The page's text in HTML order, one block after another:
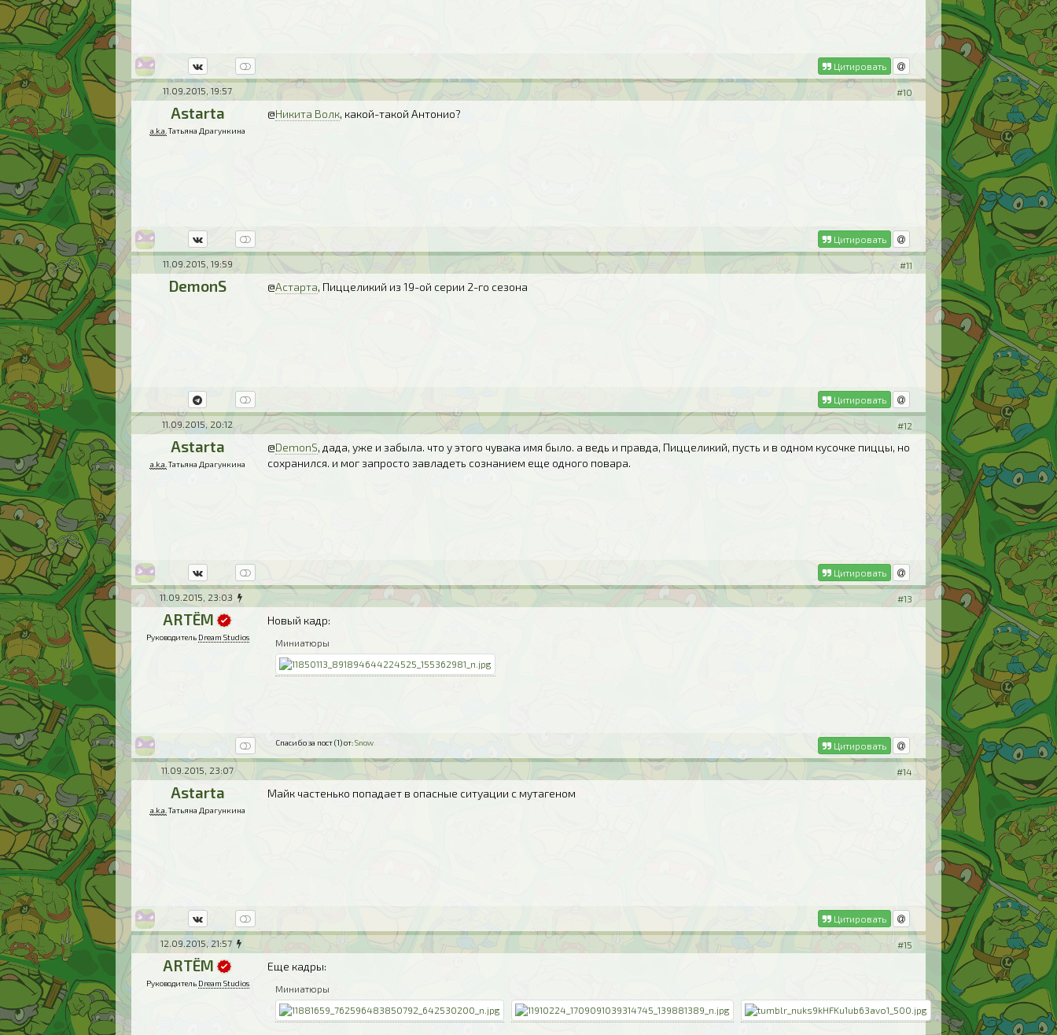
Цитировать
11.09.2015, 19:57 #10
Astarta
a.k.a. Татьяна Драгункина
@Никита Волк, какой-такой Антонио?
Цитировать
11.09.2015, 19:59 #11
DemonS @Астарта, Пиццеликий из 19-ой серии 2-го сезона
Цитировать
11.09.2015, 20:12 #12
Astarta
a.k.a. Татьяна Драгункина
@DemonS, дада, уже и забыла. что у этого чувака имя было. а ведь и правда, Пиццеликий, пусть и в одном кусочке пиццы, но
сохранился. и мог запросто завладеть сознанием еще одного повара.
Цитировать
11.09.2015, 23:03 #13
ARTЁM
Руководитель Dream Studios
Новый кадр:
Миниатюры
Спасибо за пост (1) от:Snow Цитировать
11.09.2015, 23:07 #14
Astarta
a.k.a. Татьяна Драгункина
Майк частенько попадает в опасные ситуации с мутагеном
Цитировать
12.09.2015, 21:57 #15
ARTЁM
Руководитель Dream Studios
Еще кадры:
Миниатюры